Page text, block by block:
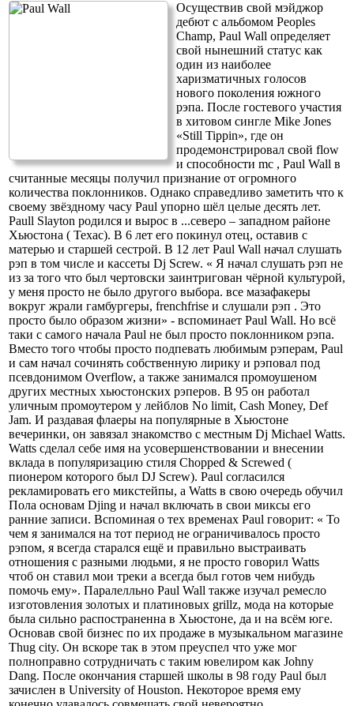
Осуществив свой мэйджор
дебют с альбомом Peoples
Champ, Paul Wall определяет
свой нынешний статус как
один из наиболее
харизматичных голосов
нового поколения южного
рэпа. После гостевого участия
в хитовом сингле Mike Jones
«Still Tippin», где он
продемонстрировал свой flow
и способности mc , Paul Wall в
считанные месяцы получил признание от огромного
количества поклонников. Однако справедливо заметить что к
своему звёздному часу Paul упорно шёл целые десять лет.
Paull Slayton родился и вырос в ...северо – западном районе
Хьюстона ( Техас). В 6 лет его покинул отец, оставив с
матерью и старшей сестрой. В 12 лет Paul Wall начал слушать
рэп в том числе и кассеты Dj Screw. « Я начал слушать рэп не
из за того что был чертовски заинтригован чёрной культурой,
у меня просто не было другого выбора. все мазафакеры
вокруг жрали гамбургеры, frenchfrise и слушали рэп . Это
просто было образом жизни» - вспоминает Paul Wall. Но всё
таки с самого начала Paul не был просто поклонником рэпа.
Вместо того чтобы просто подпевать любимым рэперам, Paul
и сам начал сочинять собственную лирику и рэповал под
псевдонимом Overflow, а также занимался промоушеном
других местных хьюстонских рэперов. В 95 он работал
уличным промоутером у лейблов No limit, Cash Money, Def
Jam. И раздавая флаеры на популярные в Хьюстоне
вечеринки, он завязал знакомство с местным Dj Michael Watts.
Watts сделал себе имя на усовершенствовании и внесении
вклада в популяризацию стиля Chopped & Screwed (
пионером которого был DJ Screw). Paul согласился
рекламировать его микстейпы, а Watts в свою очередь обучил
Пола основам Djing и начал включать в свои миксы его
ранние записи. Вспоминая о тех временах Paul говорит: « То
чем я занимался на тот период не ограничивалось просто
рэпом, я всегда старался ещё и правильно выстраивать
отношения с разными людьми, я не просто говорил Watts
чтоб он ставил мои треки а всегда был готов чем нибудь
помочь ему». Паралелльно Paul Wall также изучал ремесло
изготовления золотых и платиновых grillz, мода на которые
была сильно распостраненна в Хьюстоне, да и на всём юге.
Основав свой бизнес по их продаже в музыкальном магазине
Thug city. Он вскоре так в этом преуспел что уже мог
полноправно сотрудничать с таким ювелиром как Johny
Dang. После окончания старшей школы в 98 году Paul был
зачислен в University of Houston. Некоторое время ему